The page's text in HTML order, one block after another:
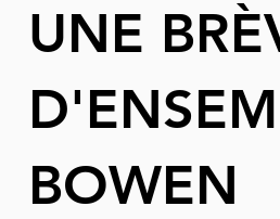
UNE
BOWEN